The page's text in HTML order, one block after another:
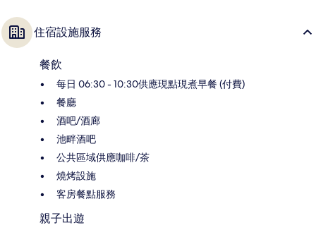
住宿設施服務
餐飲
每日 06:30 - 10:30供應現點現煮早餐 (付費)
餐廳
酒吧/酒廊
池畔酒吧
公共區域供應咖啡/茶
燒烤設施
客房餐點服務
親子出遊